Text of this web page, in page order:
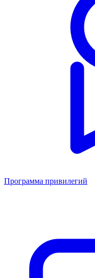
Программа привилегий